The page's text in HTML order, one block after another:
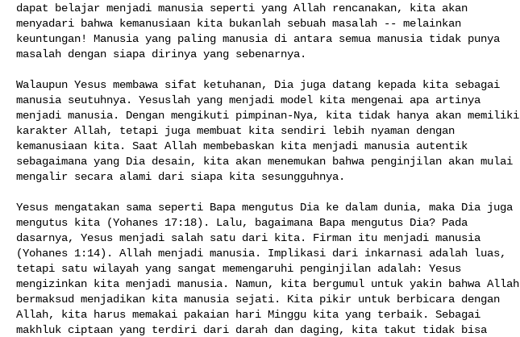
dapat belajar menjadi manusia seperti yang Allah rencanakan, kita akan
menyadari bahwa kemanusiaan kita bukanlah sebuah masalah -- melainkan
keuntungan! Manusia yang paling manusia di antara semua manusia tidak punya
masalah dengan siapa dirinya yang sebenarnya.
Walaupun Yesus membawa sifat ketuhanan, Dia juga datang kepada kita sebagai
manusia seutuhnya. Yesuslah yang menjadi model kita mengenai apa artinya
menjadi manusia. Dengan mengikuti pimpinan-Nya, kita tidak hanya akan memiliki
karakter Allah, tetapi juga membuat kita sendiri lebih nyaman dengan
kemanusiaan kita. Saat Allah membebaskan kita menjadi manusia autentik
sebagaimana yang Dia desain, kita akan menemukan bahwa penginjilan akan mulai
mengalir secara alami dari siapa kita sesungguhnya.
Yesus mengatakan sama seperti Bapa mengutus Dia ke dalam dunia, maka Dia juga
mengutus kita (Yohanes 17:18). Lalu, bagaimana Bapa mengutus Dia? Pada
dasarnya, Yesus menjadi salah satu dari kita. Firman itu menjadi manusia
(Yohanes 1:14). Allah menjadi manusia. Implikasi dari inkarnasi adalah luas,
tetapi satu wilayah yang sangat memengaruhi penginjilan adalah: Yesus
mengizinkan kita menjadi manusia. Namun, kita bergumul untuk yakin bahwa Allah
bermaksud menjadikan kita manusia sejati. Kita pikir untuk berbicara dengan
Allah, kita harus memakai pakaian hari Minggu kita yang terbaik. Sebagai
makhluk ciptaan yang terdiri dari darah dan daging, kita takut tidak bisa